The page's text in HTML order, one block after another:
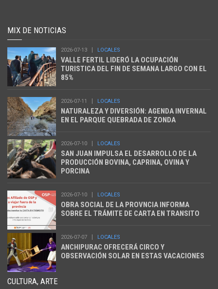
MIX DE NOTICIAS
2026-07-13 LOCALES
VALLE FERTIL LIDERÓ LA OCUPACIÓN
TURISTICA DEL FIN DE SEMANA LARGO CON EL
85%
2026-07-11 LOCALES
NATURALEZA Y DIVERSIÓN: AGENDA INVERNAL
EN EL PARQUE QUEBRADA DE ZONDA
2026-07-10 LOCALES
SAN JUAN IMPULSA EL DESARROLLO DE LA
PRODUCCIÓN BOVINA, CAPRINA, OVINA Y
PORCINA
2026-07-10 LOCALES
OBRA SOCIAL DE LA PROVNCIA INFORMA
SOBRE EL TRÁMITE DE CARTA EN TRANSITO
2026-07-07 LOCALES
ANCHIPURAC OFRECERÁ CIRCO Y
OBSERVACIÓN SOLAR EN ESTAS VACACIONES
CULTURA, ARTE